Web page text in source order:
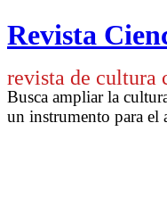
Revista
revista de cultura
Busca ampliar la
un instrumento para el